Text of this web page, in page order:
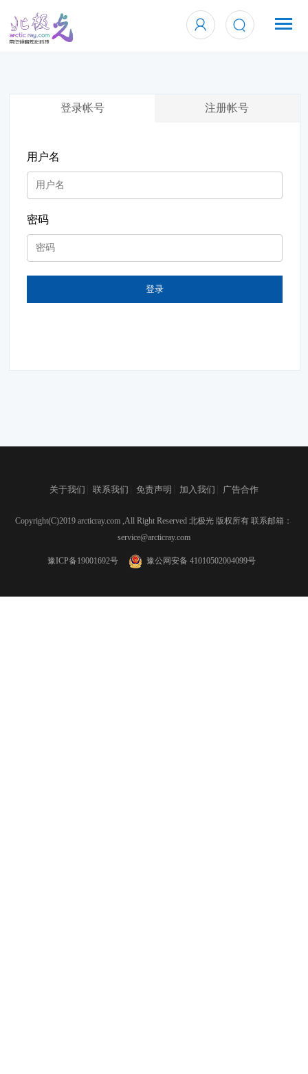
登录帐号 注册帐号
用户名
密码
登录
关于我们 联系我们 免责声明 加入我们 广告合作
Copyright(C)2019 arcticray.com ,All Right Reserved 北极光 版权所有 联系邮箱：
service@arcticray.com
豫ICP备19001692号 豫公网安备 41010502004099号